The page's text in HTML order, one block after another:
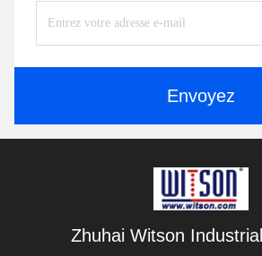
Envoyez
Zhuhai Witson